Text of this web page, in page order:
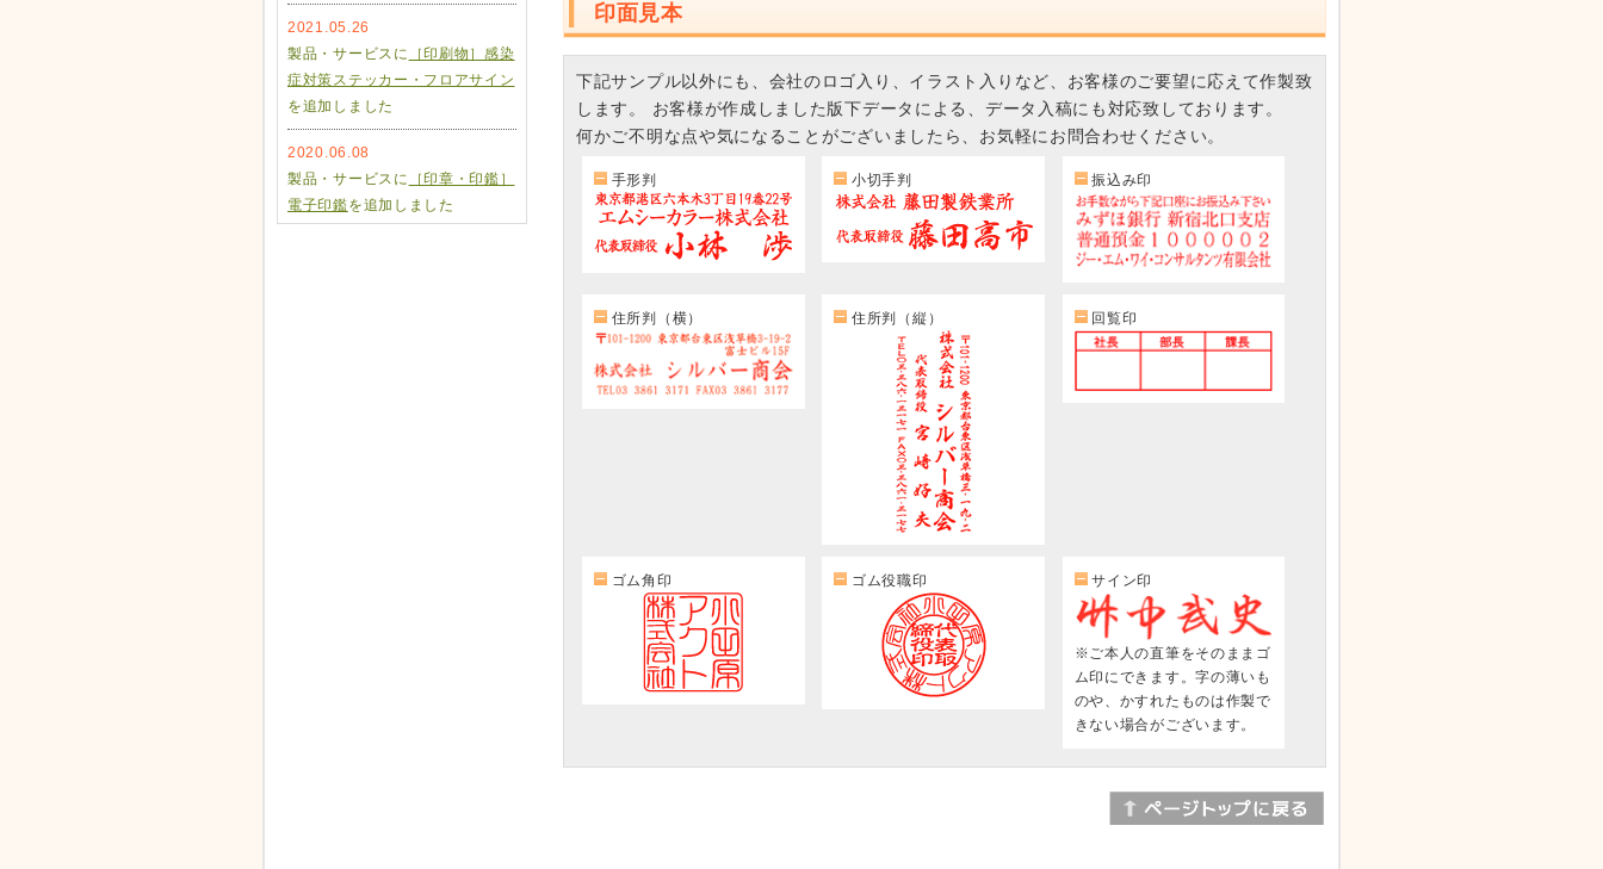
印面見本
下記サンプル以外にも、会社のロゴ入り、イラスト入りなど、お客様のご要望に応えて作製致
します。 お客様が作成しました版下データによる、データ入稿にも対応致しております。
何かご不明な点や気になることがございましたら、お気軽にお問合わせください。
手形判 小切手判 振込み印
住所判（横） 住所判（縦） 回覧印
ゴム角印 ゴム役職印 サイン印
※ご本人の直筆をそのままゴ
ム印にできます。字の薄いも
のや、かすれたものは作製で
きない場合がございます。
2021.05.26
製品・サービスに
［印刷物］感染
症対策ステッカー・フロアサイン
を追加しました
2020.06.08
製品・サービスに
［印章・印鑑］
電子印鑑を追加しました